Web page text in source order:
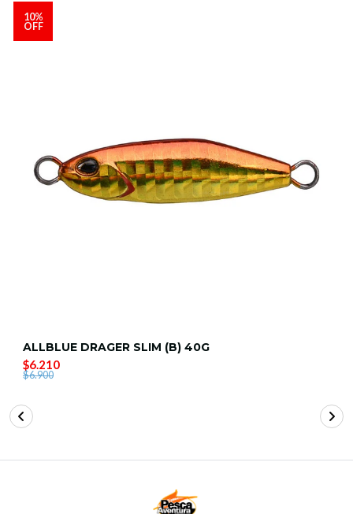
10%
OFF
ALLBLUE DRAGER SLIM (B) 40G
$6.210
$6.900